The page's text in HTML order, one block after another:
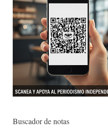
Buscador de notas